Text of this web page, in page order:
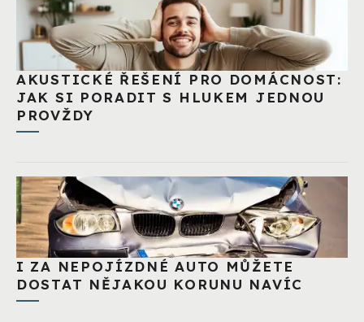
AKUSTICKÉ ŘEŠENÍ PRO DOMÁCNOST:
JAK SI PORADIT S HLUKEM JEDNOU
PROVŽDY
I ZA NEPOJÍZDNÉ AUTO MŮŽETE
DOSTAT NĚJAKOU KORUNU NAVÍC